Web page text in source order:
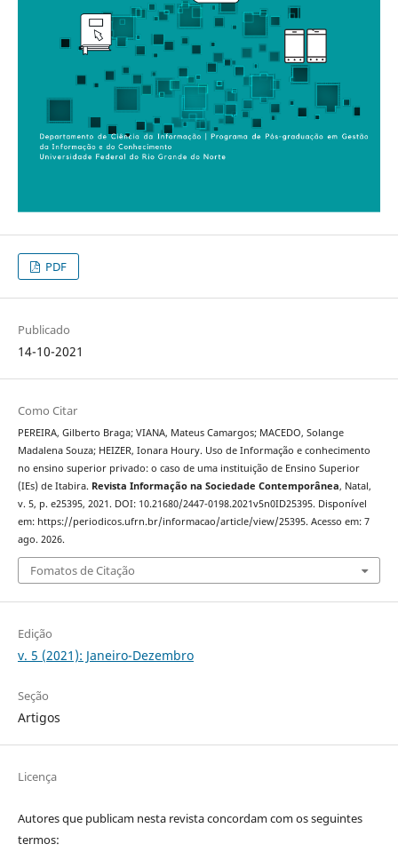
PDF
Publicado
14-10-2021
Como Citar
PEREIRA, Gilberto Braga; VIANA, Mateus Camargos; MACEDO, Solange
Madalena Souza; HEIZER, Ionara Houry. Uso de Informação e conhecimento
no ensino superior privado: o caso de uma instituição de Ensino Superior
(IEs) de Itabira. Revista Informação na Sociedade Contemporânea, Natal,
v. 5, p. e25395, 2021. DOI: 10.21680/2447-0198.2021v5n0ID25395. Disponível
em: https://periodicos.ufrn.br/informacao/article/view/25395. Acesso em: 7
ago. 2026.
Fomatos de Citação
Edição
v. 5 (2021): Janeiro-Dezembro
Seção
Artigos
Licença
Autores que publicam nesta revista concordam com os seguintes
termos: